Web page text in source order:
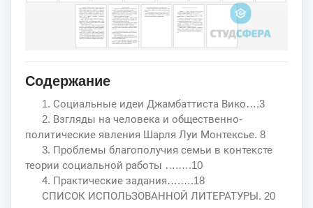
Содержание
1. Социальные идеи Джамбаттиста Вико….3
2. Взгляды на человека и общественно-
политические явления Шарля Луи Монтексье. 8
3. Проблемы благополучия семьи в контексте
теории социальной работы ….….10
4. Практические задания….….18
СПИСОК ИСПОЛЬЗОВАННОЙ ЛИТЕРАТУРЫ. 20